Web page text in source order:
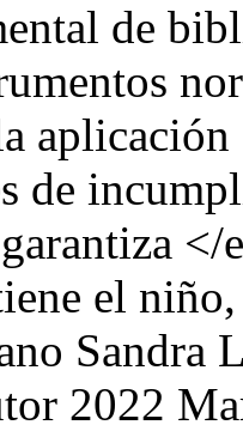
de
de
</
el
Sandra
2022